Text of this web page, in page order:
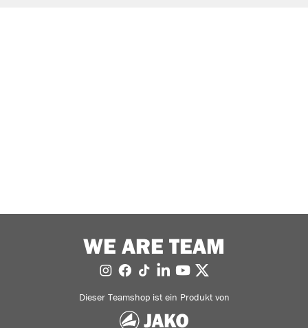
WE ARE TEAM
Dieser Teamshop ist ein Produkt von